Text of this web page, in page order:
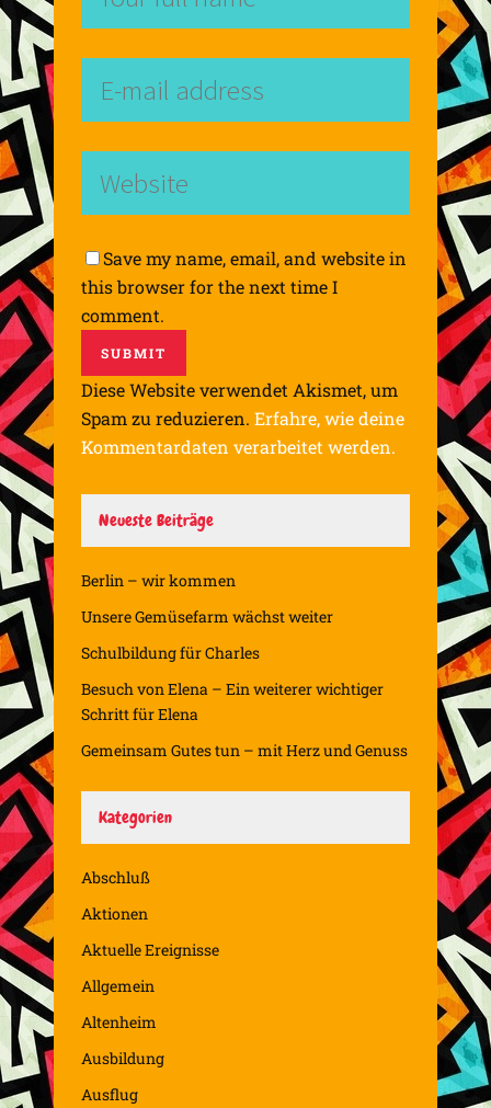
Save my name, email, and website in
this browser for the next time I
comment.
Diese Website verwendet Akismet, um
Spam zu reduzieren. Erfahre, wie deine
Kommentardaten verarbeitet werden.
Neueste Beiträge
Berlin – wir kommen
Unsere Gemüsefarm wächst weiter
Schulbildung für Charles
Besuch von Elena – Ein weiterer wichtiger
Schritt für Elena
Gemeinsam Gutes tun – mit Herz und Genuss
Kategorien
Abschluß
Aktionen
Aktuelle Ereignisse
Allgemein
Altenheim
Ausbildung
Ausflug